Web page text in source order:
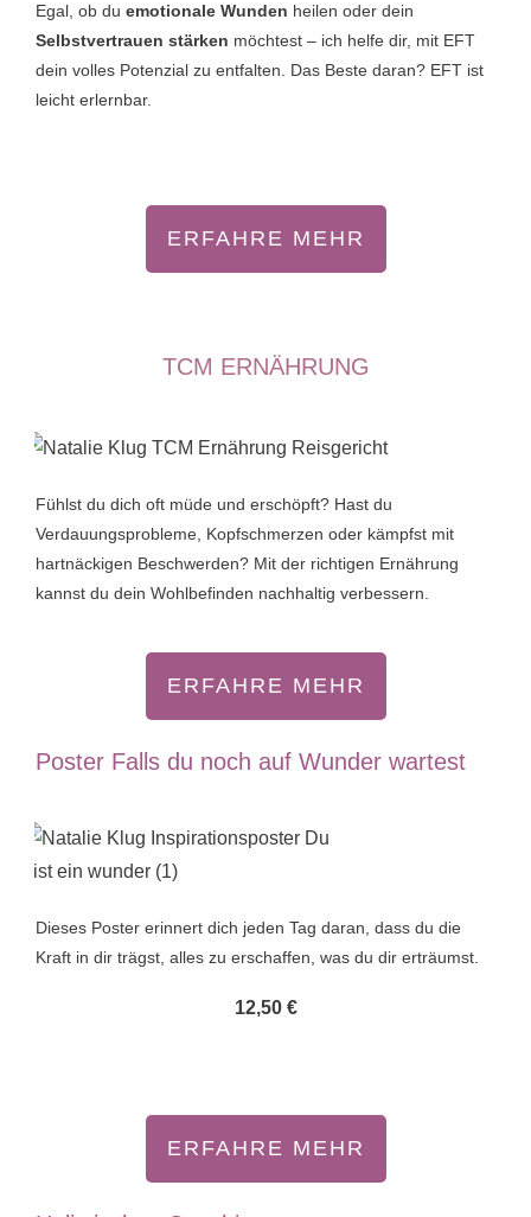
Egal, ob du emotionale Wunden heilen oder dein
Selbstvertrauen stärken möchtest – ich helfe dir, mit EFT
dein volles Potenzial zu entfalten. Das Beste daran? EFT ist
leicht erlernbar.
ERFAHRE MEHR
TCM ERNÄHRUNG
Fühlst du dich oft müde und erschöpft? Hast du
Verdauungsprobleme, Kopfschmerzen oder kämpfst mit
hartnäckigen Beschwerden? Mit der richtigen Ernährung
kannst du dein Wohlbefinden nachhaltig verbessern.
ERFAHRE MEHR
Poster Falls du noch auf Wunder wartest
Dieses Poster erinnert dich jeden Tag daran, dass du die
Kraft in dir trägst, alles zu erschaffen, was du dir erträumst.
12,50 €
ERFAHRE MEHR